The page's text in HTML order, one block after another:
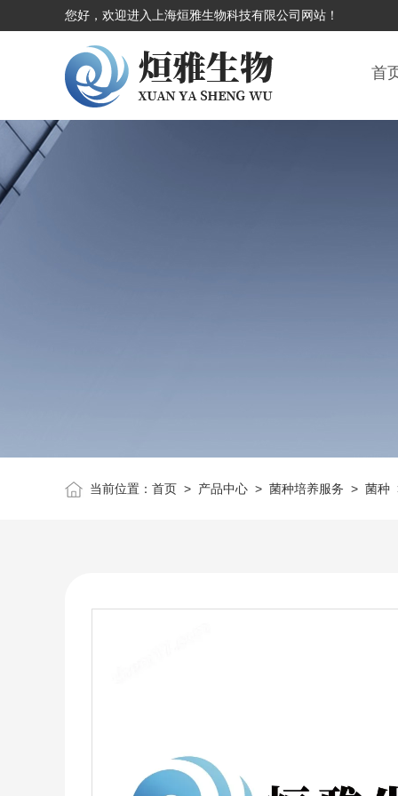
您好，欢迎进入上海烜雅生物科技有限公司网站！
首
当前位置： 首页> 产品中心> 菌种培养服务 > 菌种